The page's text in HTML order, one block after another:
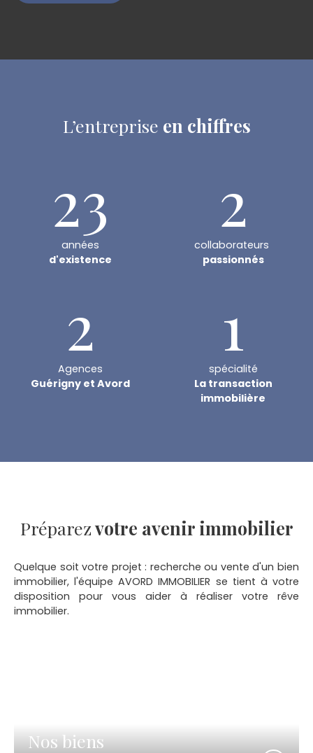
L’entreprise en chiffres
23
années
d'existence
2
collaborateurs
passionnés
2
Agences
Guérigny et Avord
1
spécialité
La transaction
immobilière
Préparezvotre avenir immobilier
Quelque soit votre projet : recherche ou vente d'un bien
immobilier, l'équipe AVORD IMMOBILIER se tient à votre
disposition pour vous aider à réaliser votre rêve
immobilier.
Nos biens